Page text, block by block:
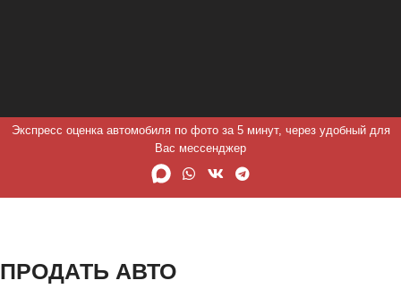
Экспресс оценка автомобиля по фото за 5 минут, через удобный для
Вас мессенджер
ПРОДАТЬ АВТО